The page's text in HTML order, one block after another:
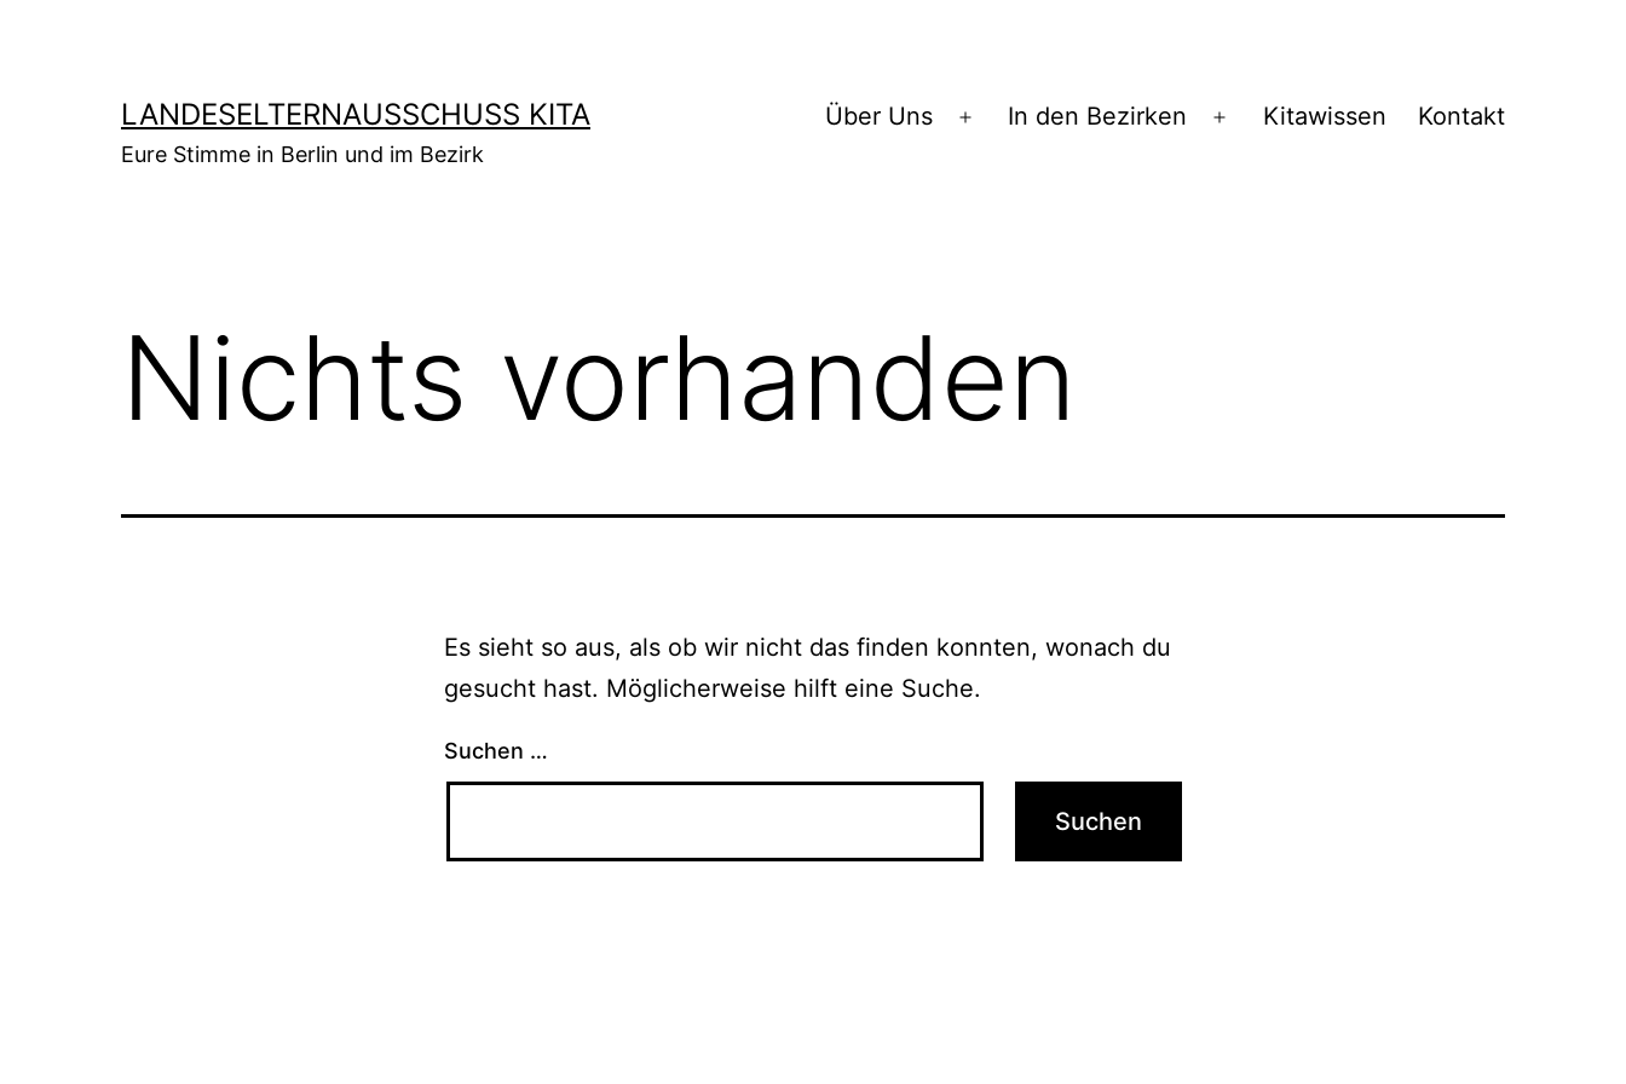
LANDESELTERNAUSSCHUSS KITA
Eure Stimme in Berlin und im Bezirk
Über Uns
Menü
In den Bezirken
Menü
Kitawissen Kontakt
Nichts vorhanden
Es sieht so aus, als ob wir nicht das finden konnten, wonach du
gesucht hast. Möglicherweise hilft eine Suche.
Suchen …